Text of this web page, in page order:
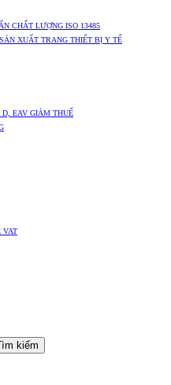
CHẤT LƯỢNG ISO 13485
XUẤT TRANG THIẾT BỊ Y TẾ
EAV GIẢM THUẾ
VAT